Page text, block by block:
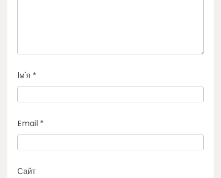
Ім'я *
Email *
Сайт